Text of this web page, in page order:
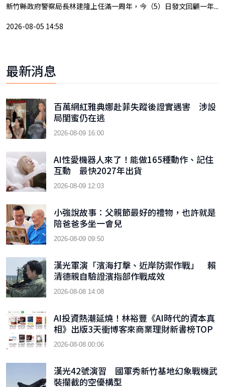
新竹縣政府警察局長林建隆上任滿一周年，今（5）日發文回顧一年...
2026-08-05 14:58
最新消息
百萬網紅雅典娜赴菲失蹤後證實遇害 涉設
局閨蜜仍在逃
2026-08-09 16:00
AI性愛機器人來了！能做165種動作、記住
互動 最快2027年出貨
2026-08-09 12:03
小強說故事：父親節最好的禮物，也許就是
陪爸爸多坐一會兒
2026-08-09 09:50
漢光軍演「濱海打擊、近岸防禦作戰」 賴
清德親自驗證濱指部作戰成效
2026-08-08 14:08
AI投資熱潮延燒！林裕豐《AI時代的資本真
相》出版3天衝博客來商業理財新書榜TOP
9
2026-08-08 00:06
漢光42號演習 國軍秀新竹基地幻象戰機武
裝攔截的空優構型